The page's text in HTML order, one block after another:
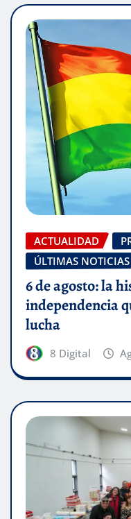
ACTUALIDAD
ÚLTIMAS NOTICIAS
6 de agosto: la
independencia
lucha
8 Digital